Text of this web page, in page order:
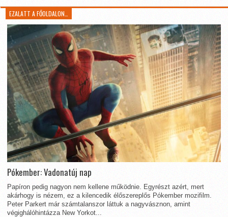
EZALATT A FŐOLDALON…
Pókember: Vadonatúj nap
Papíron pedig nagyon nem kellene működnie. Egyrészt azért, mert
akárhogy is nézem, ez a kilencedik élőszereplős Pókember mozifilm.
Peter Parkert már számtalanszor láttuk a nagyvásznon, amint
végighálóhintázza New Yorkot...